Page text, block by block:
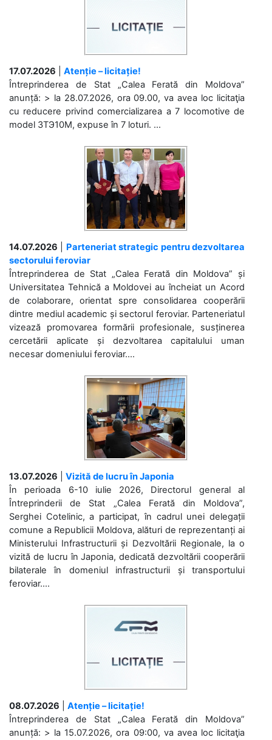
17.07.2026
Atenție – licitație!
Întreprinderea de Stat „Calea Ferată din Moldova”
anunță: > la 28.07.2026, ora 09.00, va avea loc licitaţia
cu reducere privind comercializarea a 7 locomotive de
model 3ТЭ10М, expuse în 7 loturi. ...
14.07.2026
Parteneriat strategic pentru dezvoltarea
sectorului feroviar
Întreprinderea de Stat „Calea Ferată din Moldova” și
Universitatea Tehnică a Moldovei au încheiat un Acord
de colaborare, orientat spre consolidarea cooperării
dintre mediul academic și sectorul feroviar. Parteneriatul
vizează promovarea formării profesionale, susținerea
cercetării aplicate și dezvoltarea capitalului uman
necesar domeniului feroviar....
13.07.2026
Vizită de lucru în Japonia
În perioada 6-10 iulie 2026, Directorul general al
Întreprinderii de Stat „Calea Ferată din Moldova”,
Serghei Cotelinic, a participat, în cadrul unei delegații
comune a Republicii Moldova, alături de reprezentanți ai
Ministerului Infrastructurii și Dezvoltării Regionale, la o
vizită de lucru în Japonia, dedicată dezvoltării cooperării
bilaterale în domeniul infrastructurii și transportului
feroviar....
08.07.2026
Atenție – licitație!
Întreprinderea de Stat „Calea Ferată din Moldova”
anunță: > la 15.07.2026, ora 09:00, va avea loc licitaţia